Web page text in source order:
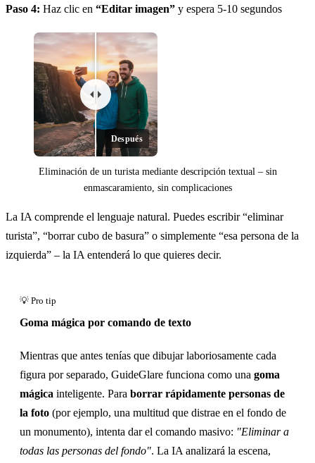
Paso 4: Haz clic en “Editar imagen” y espera 5-10 segundos
Después
Eliminación de un turista mediante descripción textual – sin
enmascaramiento, sin complicaciones
La IA comprende el lenguaje natural. Puedes escribir “eliminar
turista”, “borrar cubo de basura” o simplemente “esa persona de la
izquierda” – la IA entenderá lo que quieres decir.
Goma mágica por comando de texto
Mientras que antes tenías que dibujar laboriosamente cada
figura por separado, GuideGlare funciona como una goma
mágica inteligente. Para borrar rápidamente personas de
la foto (por ejemplo, una multitud que distrae en el fondo de
un monumento), intenta dar el comando masivo: "Eliminar a
todas las personas del fondo". La IA analizará la escena,